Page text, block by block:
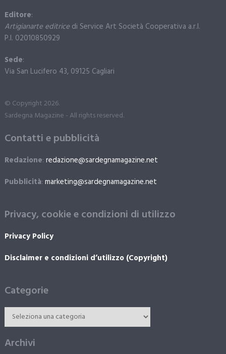
Editore:
Artigianarte editricedi Service Art Società Cooperativa a.r.l.
P.I. 02010850929
Sede:
Via San Lucifero 43, 09125 Cagliari
© Copyright 2026.
Sardegna Magazine - All rights reserved.
Contatti e pubblicità
Redazione: redazione@sardegnamagazine.net
Pubblicità: marketing@sardegnamagazine.net
Privacy, cookie e condizioni di utilizzo
Privacy Policy
Disclaimer e condizioni d’utilizzo (Copyright)
Categorie
Archivi